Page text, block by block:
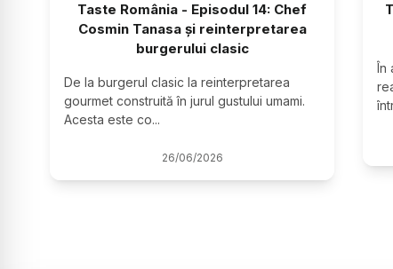
Taste România - Episodul 14: Chef
Cosmin Tanasa și reinterpretarea
burgerului clasic
De la burgerul clasic la reinterpretarea
gourmet construită în jurul gustului umami.
Acesta este co...
26/06/2026
În